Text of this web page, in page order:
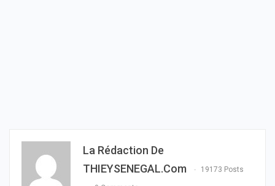
La Rédaction De
THIEYSENEGAL.com
19173 Posts